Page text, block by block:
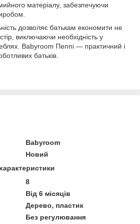
матеріалу, забезпечуючи
дозволяє батькам економити не
виключаючи необхідність у
Babyroom Пеппі — практичний і
батьків.
Babyroom
Новий
8
Від 6 місяців
Дерево, пластик
Без регулювання